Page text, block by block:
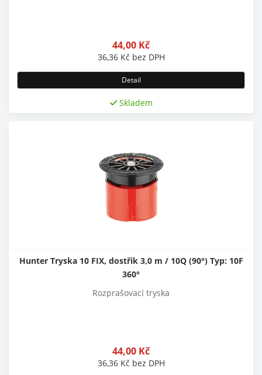
44,00 Kč
36,36 Kč bez DPH
Detail
Skladem
Hunter Tryska 10 FIX, dostřik 3,0 m / 10Q (90°) Typ: 10F
360°
Rozprašovací tryska
44,00 Kč
36,36 Kč bez DPH